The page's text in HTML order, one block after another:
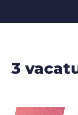
3